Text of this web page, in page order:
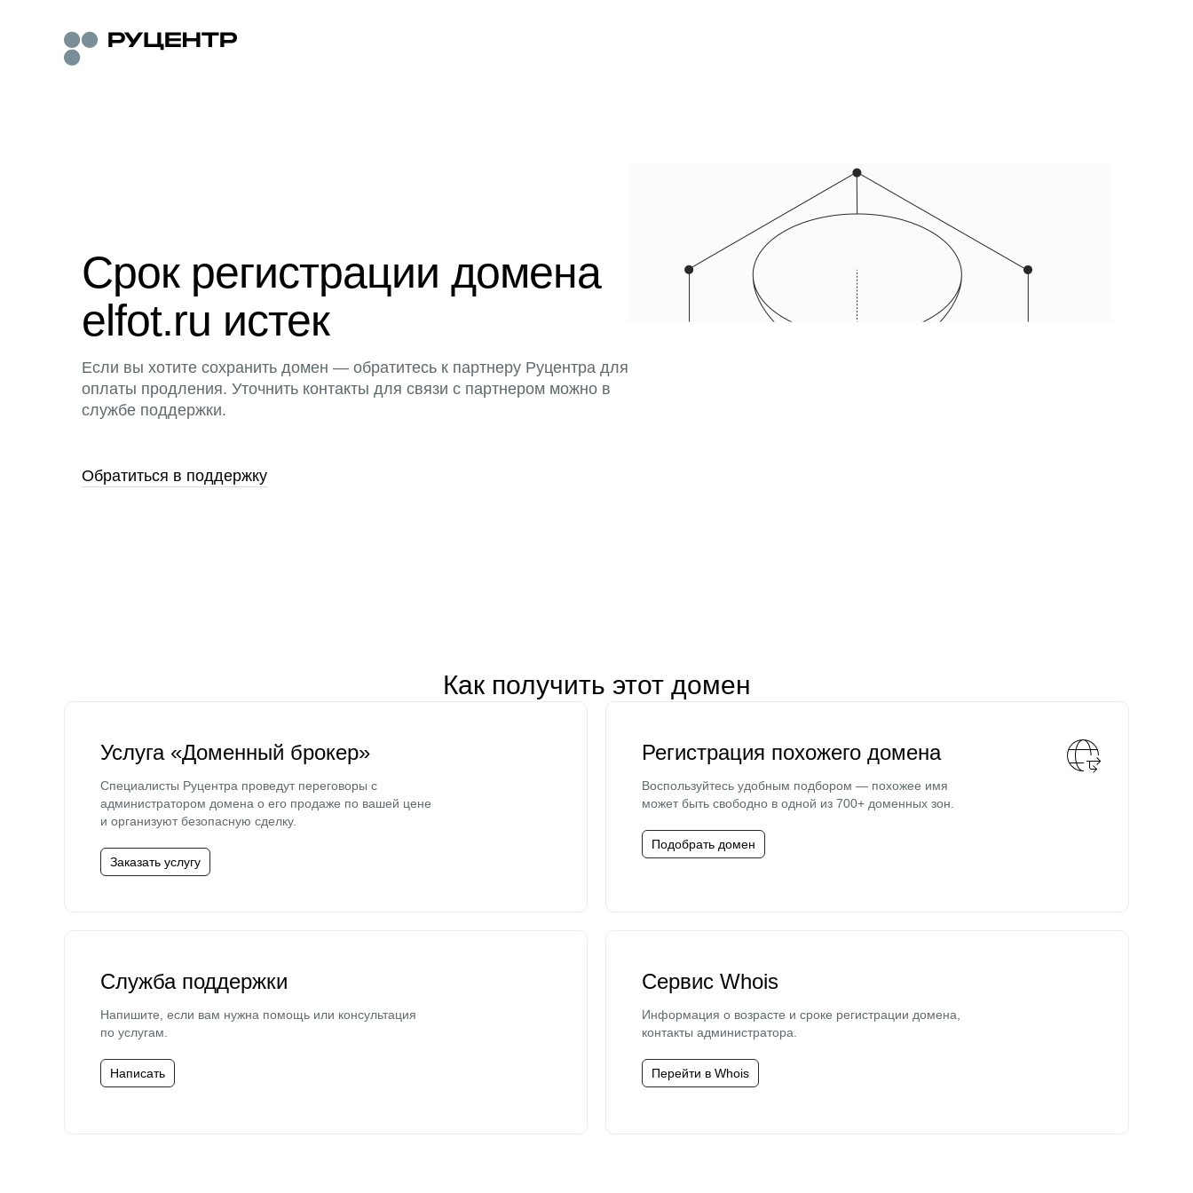
Срок регистрации домена
elfot.ru истек
Если вы хотите сохранить домен — обратитесь к партнеру Руцентра для
оплаты продления. Уточнить контакты для связи с партнером можно в
службе поддержки.
Обратиться в поддержку
Как получить этот домен
Услуга «Доменный брокер»
Специалисты Руцентра проведут переговоры с
администратором домена о его продаже по вашей цене
и организуют безопасную сделку.
Заказать услугу
Регистрация похожего домена
Воспользуйтесь удобным подбором — похожее имя
может быть свободно в одной из 700+ доменных зон.
Подобрать домен
Служба поддержки
Напишите, если вам нужна помощь или консультация
по услугам.
Написать
Сервис Whois
Информация о возрасте и сроке регистрации домена,
контакты администратора.
Перейти в Whois